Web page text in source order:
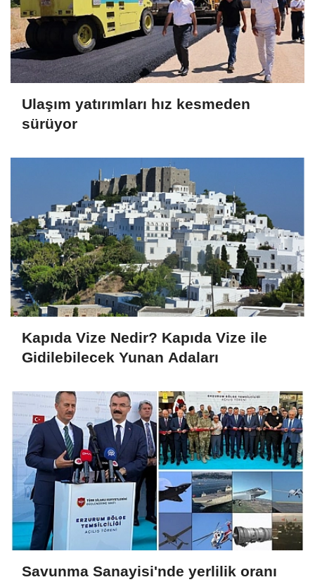
Ulaşım yatırımları hız kesmeden
sürüyor
Kapıda Vize Nedir? Kapıda Vize ile
Gidilebilecek Yunan Adaları
Savunma Sanayisi'nde yerlilik oranı